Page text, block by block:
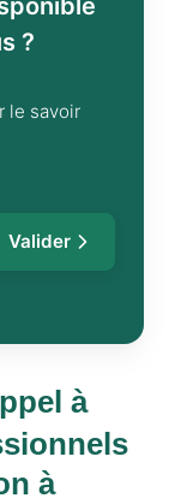
?
le savoir
Valider
à
à